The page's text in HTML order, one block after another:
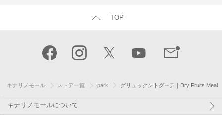
TOP
キナリノモール ストア一覧 park グリュックントグーテ｜Dry Fruits Meal
キナリノモールについて